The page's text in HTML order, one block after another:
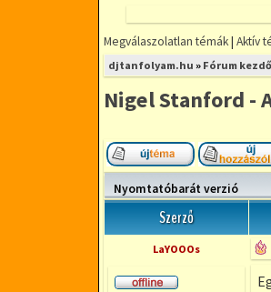
FÓRUMOZZ
MINDENFÉLE
RUGALMAS
KIS LÉTSZÁMÚ
Megválaszolatlan témák| Aktív
djtanfolyam.hu » Fórum
Nigel Stanford -
Új téma nyitása
Nyomtatóbarát verzió
Szerző
LaYOOOs